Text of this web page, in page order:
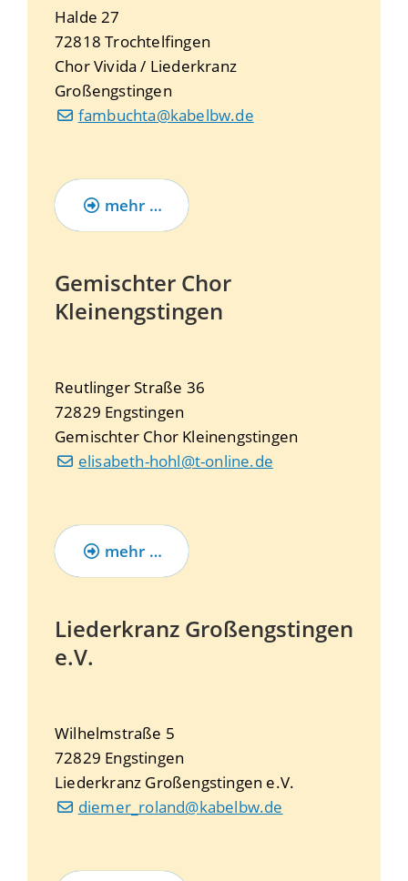
Chor Vivida / Liederkranz
Großengstingen
Halde 27
72818 Trochtelfingen
fambuchta@kabelbw.de
mehr …
Gemischter Chor
Kleinengstingen
Gemischter Chor Kleinengstingen
Reutlinger Straße 36
72829 Engstingen
elisabeth-hohl@t-online.de
mehr …
Liederkranz Großengstingen
e.V.
Liederkranz Großengstingen e.V.
Wilhelmstraße 5
72829 Engstingen
diemer_roland@kabelbw.de